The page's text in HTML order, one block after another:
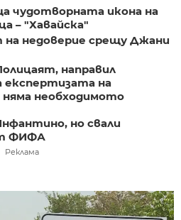
чудотворната икона на
– "Хавайска"
недоверие срещу Джани
направил
експертизата на
необходимото
но свали
ФИФА
Реклама